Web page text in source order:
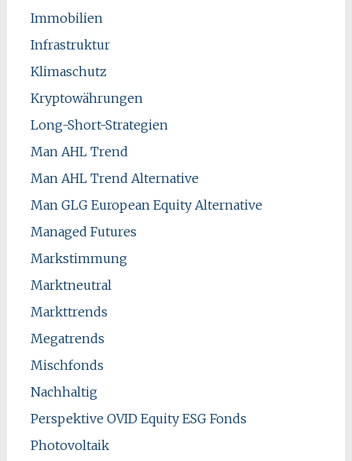
Immobilien
Infrastruktur
Klimaschutz
Kryptowährungen
Long-Short-Strategien
Man AHL Trend
Man AHL Trend Alternative
Man GLG European Equity Alternative
Managed Futures
Markstimmung
Marktneutral
Markttrends
Megatrends
Mischfonds
Nachhaltig
Perspektive OVID Equity ESG Fonds
Photovoltaik